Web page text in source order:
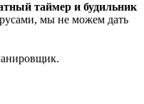
таймер и будильник
мы не можем дать